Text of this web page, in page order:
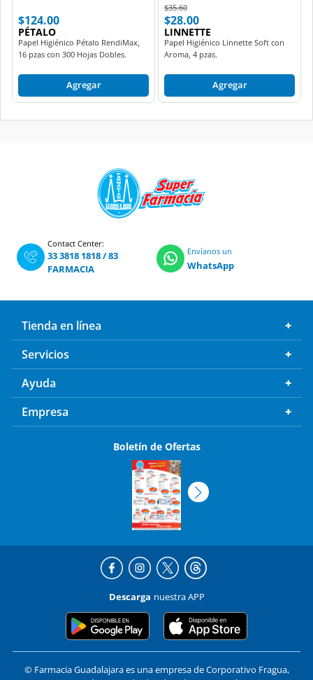
$124.00
PÉTALO
Papel Higiénico Pétalo RendiMax,
16 pzas con 300 Hojas Dobles.
Agregar
Price reduced from
$35.60to
$28.00
LINNETTE
Papel Higiénico Linnette Soft con
Aroma, 4 pzas.
Agregar
Contact Center:
33 3818 1818/83
FARMACIA
Envíanos un
WhatsApp
Tienda en línea
Servicios
Ayuda
Empresa
Boletín de Ofertas
Descarga nuestra APP
© Farmacia Guadalajara es una empresa de Corporativo Fragua,